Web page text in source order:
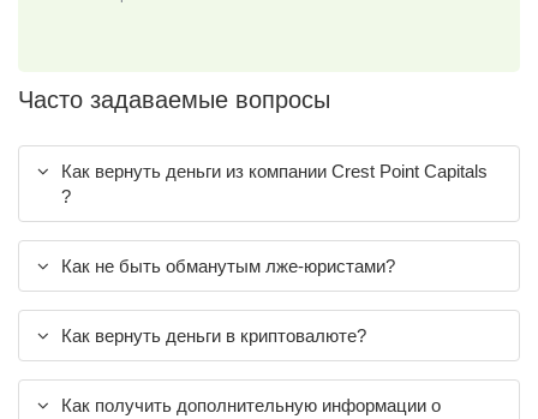
Часто задаваемые вопросы
Как вернуть деньги из компании Crest Point Capitals
?
Как не быть обманутым лже-юристами?
Как вернуть деньги в криптовалюте?
Как получить дополнительную информации о